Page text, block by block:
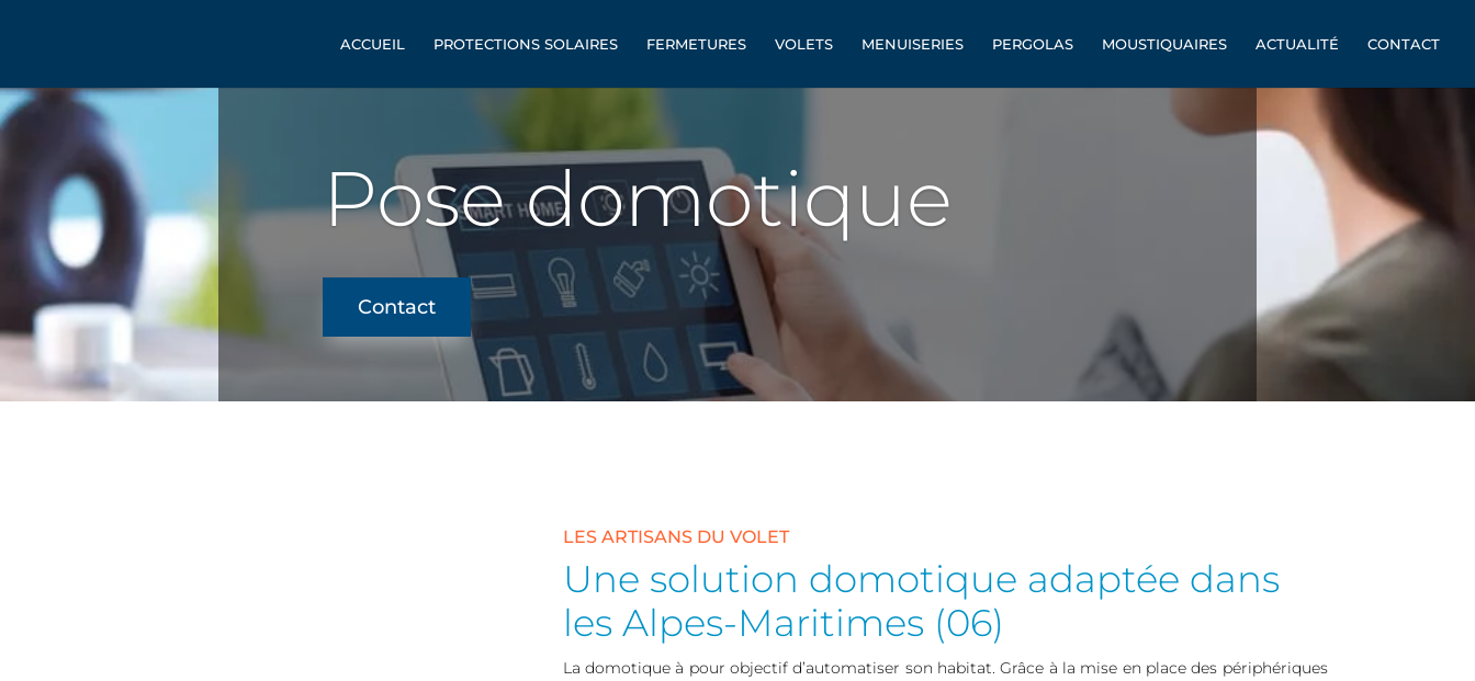
ACCUEIL PROTECTIONS SOLAIRES FERMETURES VOLETS MENUISERIES PERGOLAS MOUSTIQUAIRES ACTUALITÉ CONTACT
Pose domotique
Contact
LES ARTISANS DU VOLET
Une solution domotique adaptée dans
les Alpes-Maritimes (06)
La domotique à pour objectif d’automatiser son habitat. Grâce à la mise en place des périphériques